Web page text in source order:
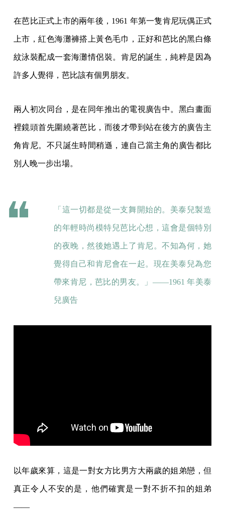
在芭比正式上市的兩年後，1961 年第一隻肯尼玩偶正式
上市，紅色海灘褲搭上黃色毛巾，正好和芭比的黑白條
紋泳裝配成一套海灘情侶裝。肯尼的誕生，純粹是因為
許多人覺得，芭比該有個男朋友。
兩人初次同台，是在同年推出的電視廣告中。黑白畫面
裡鏡頭首先圍繞著芭比，而後才帶到站在後方的廣告主
角肯尼。不只誕生時間稍遜，連自己當主角的廣告都比
別人晚一步出場。
「這一切都是從一支舞開始的。美泰兒製造
的年輕時尚模特兒芭比心想，這會是個特別
的夜晚，然後她遇上了肯尼。不知為何，她
覺得自己和肯尼會在一起。現在美泰兒為您
帶來肯尼，芭比的男友。」——1961 年美泰
兒廣告
以年歲來算，這是一對女方比男方大兩歲的姐弟戀，但
真正令人不安的是，他們確實是一對不折不扣的姐弟
——